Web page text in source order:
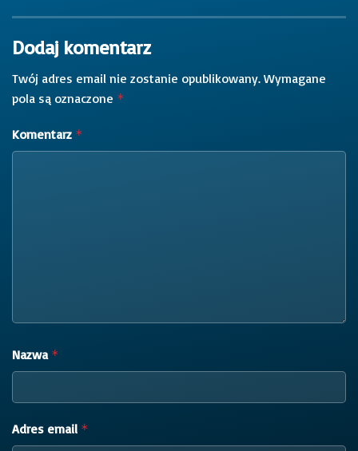
Dodaj komentarz
Twój adres email nie zostanie opublikowany. Wymagane
pola są oznaczone *
Komentarz *
Nazwa *
Adres email *